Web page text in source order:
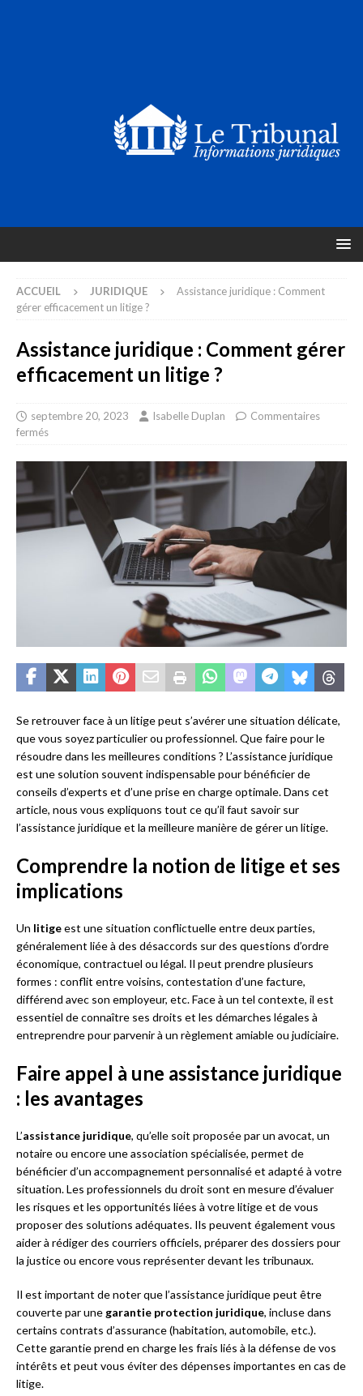
ACCUEIL JURIDIQUE
Assistance juridique : Comment
gérer efficacement un litige ?
Assistance juridique : Comment gérer
efficacement un litige ?
septembre 20, 2023 Isabelle Duplan
Commentaires
fermés
Se retrouver face à un litige peut s’avérer une situation délicate,
que vous soyez particulier ou professionnel. Que faire pour le
résoudre dans les meilleures conditions ? L’assistance juridique
est une solution souvent indispensable pour bénéficier de
conseils d’experts et d’une prise en charge optimale. Dans cet
article, nous vous expliquons tout ce qu’il faut savoir sur
l’assistance juridique et la meilleure manière de gérer un litige.
Comprendre la notion de litige et ses
implications
Un litigeest une situation conflictuelle entre deux parties,
généralement liée à des désaccords sur des questions d’ordre
économique, contractuel ou légal. Il peut prendre plusieurs
formes : conflit entre voisins, contestation d’une facture,
différend avec son employeur, etc. Face à un tel contexte, il est
essentiel de connaître ses droits et les démarches légales à
entreprendre pour parvenir à un règlement amiable ou judiciaire.
Faire appel à une assistance juridique
: les avantages
L’assistance juridique, qu’elle soit proposée par un avocat, un
notaire ou encore une association spécialisée, permet de
bénéficier d’un accompagnement personnalisé et adapté à votre
situation. Les professionnels du droit sont en mesure d’évaluer
les risques et les opportunités liées à votre litige et de vous
proposer des solutions adéquates. Ils peuvent également vous
aider à rédiger des courriers officiels, préparer des dossiers pour
la justice ou encore vous représenter devant les tribunaux.
Il est important de noter que l’assistance juridique peut être
couverte par une garantie protection juridique, incluse dans
certains contrats d’assurance (habitation, automobile, etc.).
Cette garantie prend en charge les frais liés à la défense de vos
intérêts et peut vous éviter des dépenses importantes en cas de
litige.